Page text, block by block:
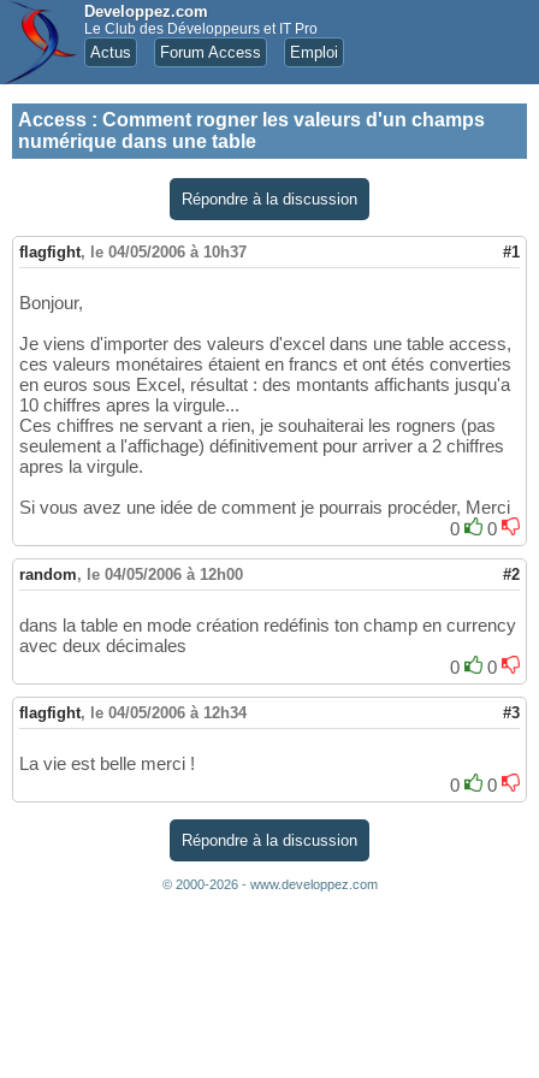
Developpez.com
Le Club des Développeurs et IT Pro
Actus Forum Access Emploi
Access : Comment rogner les valeurs d'un champs
numérique dans une table
Répondre à la discussion
flagfight, le 04/05/2006 à 10h37 #1
Bonjour,
Je viens d'importer des valeurs d'excel dans une table access,
ces valeurs monétaires étaient en francs et ont étés converties
en euros sous Excel, résultat : des montants affichants jusqu'a
10 chiffres apres la virgule...
Ces chiffres ne servant a rien, je souhaiterai les rogners (pas
seulement a l'affichage) définitivement pour arriver a 2 chiffres
apres la virgule.
Si vous avez une idée de comment je pourrais procéder, Merci
0
0
random, le 04/05/2006 à 12h00 #2
dans la table en mode création redéfinis ton champ en currency
avec deux décimales
0
0
flagfight, le 04/05/2006 à 12h34 #3
La vie est belle merci !
0
0
Répondre à la discussion
© 2000-2026 - www.developpez.com